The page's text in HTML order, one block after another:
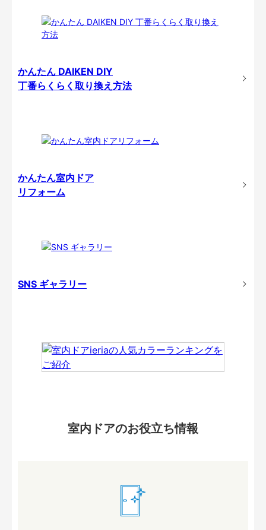
かんたん DAIKEN DIY
丁番らくらく取り換え方法
かんたん室内ドア
リフォーム
SNS ギャラリー
室内ドアのお役立ち情報